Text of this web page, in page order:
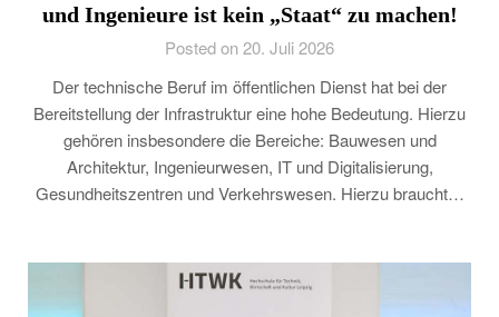
und Ingenieure ist kein „Staat“ zu machen!
Posted on 20. Juli 2026
Der technische Beruf im öffentlichen Dienst hat bei der
Bereitstellung der Infrastruktur eine hohe Bedeutung. Hierzu
gehören insbesondere die Bereiche: Bauwesen und
Architektur, Ingenieurwesen, IT und Digitalisierung,
Gesundheitszentren und Verkehrswesen. Hierzu braucht…